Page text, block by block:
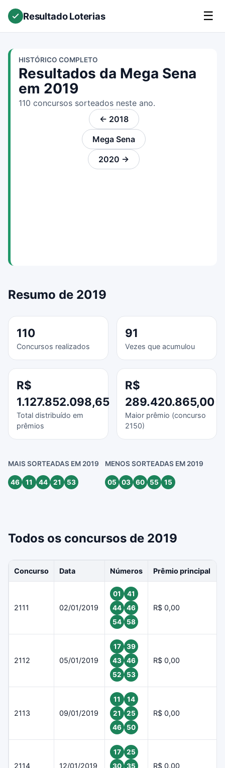
Resultado Loterias ☰
HISTÓRICO COMPLETO
Resultados da Mega Sena
em 2019
110 concursos sorteados neste ano.
← 2018
Mega Sena
2020 →
Resumo de 2019
110
Concursos realizados
91
Vezes que acumulou
R$
1.127.852.098,65
Total distribuído em
prêmios
R$
289.420.865,00
Maior prêmio (concurso
2150)
MAIS SORTEADAS EM 2019
46 11 44 21 53
MENOS SORTEADAS EM 2019
05 03 60 55 15
Todos os concursos de 2019
Concurso Data Números Prêmio principal
2111 02/01/2019
01
41
44
46
54
58
R$ 0,00
2112 05/01/2019
17
39
43
46
52
53
R$ 0,00
2113 09/01/2019
11
14
21
25
46
50
R$ 0,00
2114 12/01/2019
17
25
30
35
R$ 0,00